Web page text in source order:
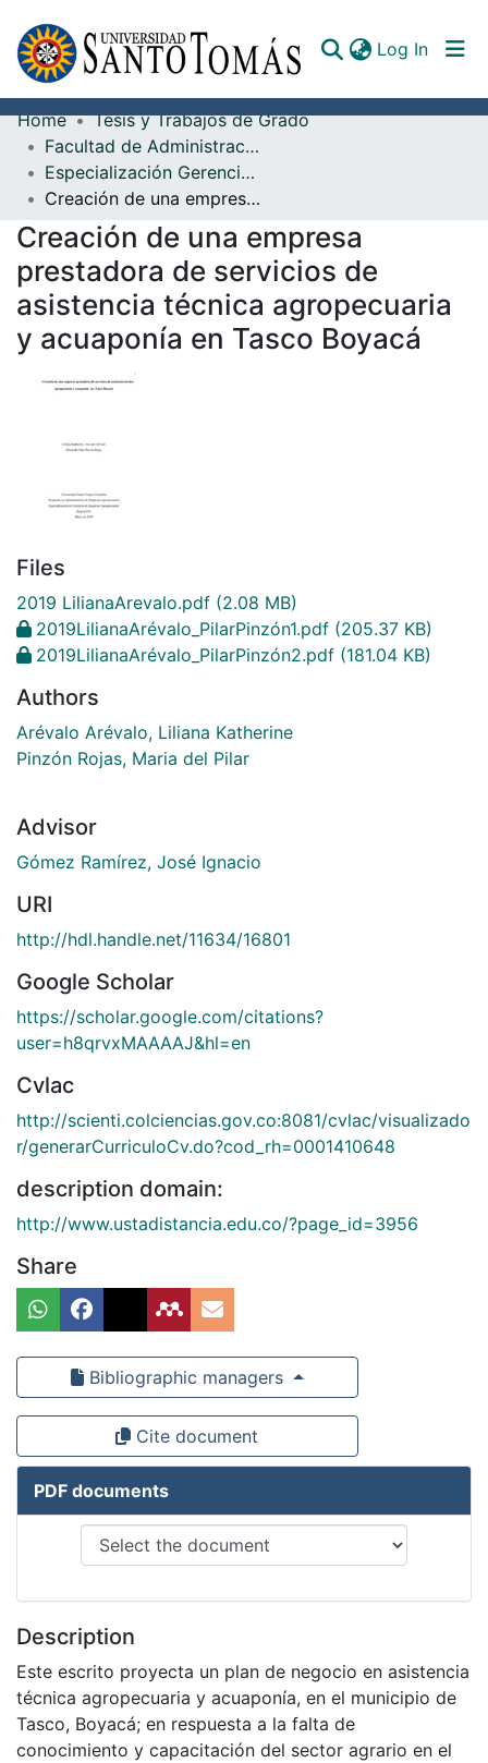
Log In
Communities & Collections
All of DSpace
Documents
Home
Tesis y Trabajos de Grado
Facultad de Administración de Empresas
Especialización Gerencia de Empresas Agropecuarias
Creación de una empresa prestadora de servicios de asistencia técnica agropecuaria y acuaponía en Tasco Boyacá
Creación de una empresa
prestadora de servicios de
asistencia técnica agropecuaria
y acuaponía en Tasco Boyacá
Files
2019 LilianaArevalo.pdf (2.08 MB)
2019LilianaArévalo_PilarPinzón1.pdf (205.37 KB)
2019LilianaArévalo_PilarPinzón2.pdf (181.04 KB)
Authors
Arévalo Arévalo, Liliana Katherine
Pinzón Rojas, Maria del Pilar
Advisor
Gómez Ramírez, José Ignacio
URI
http://hdl.handle.net/11634/16801
Google Scholar
https://scholar.google.com/citations?
user=h8qrvxMAAAAJ&hl=en
Cvlac
http://scienti.colciencias.gov.co:8081/cvlac/visualizado
r/generarCurriculoCv.do?cod_rh=0001410648
description domain:
http://www.ustadistancia.edu.co/?page_id=3956
Share
Bibliographic managers
Cite document
PDF documents
Description
Este escrito proyecta un plan de negocio en asistencia
técnica agropecuaria y acuaponía, en el municipio de
Tasco, Boyacá; en respuesta a la falta de
conocimiento y capacitación del sector agrario en el